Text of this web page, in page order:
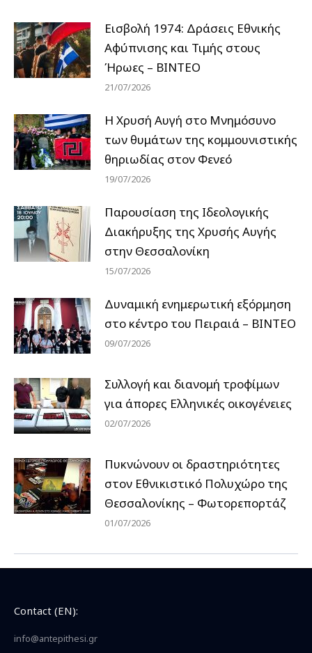
Εισβολή 1974: Δράσεις Εθνικής
Αφύπνισης και Τιμής στους
Ήρωες – ΒΙΝΤΕΟ
21/07/2026
Η Χρυσή Αυγή στο Μνημόσυνο
των θυμάτων της κομμουνιστικής
θηριωδίας στον Φενεό
19/07/2026
Παρουσίαση της Ιδεολογικής
Διακήρυξης της Χρυσής Αυγής
στην Θεσσαλονίκη
15/07/2026
Δυναμική ενημερωτική εξόρμηση
στο κέντρο του Πειραιά – ΒΙΝΤΕΟ
09/07/2026
Συλλογή και διανομή τροφίμων
για άπορες Ελληνικές οικογένειες
02/07/2026
Πυκνώνουν οι δραστηριότητες
στον Εθνικιστικό Πολυχώρο της
Θεσσαλονίκης – Φωτορεπορτάζ
01/07/2026
Contact (EN):
info@antepithesi.gr